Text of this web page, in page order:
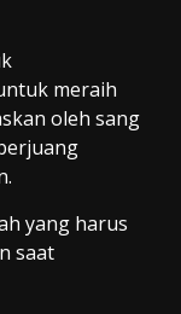
meraih
oleh sang
yang harus
saat